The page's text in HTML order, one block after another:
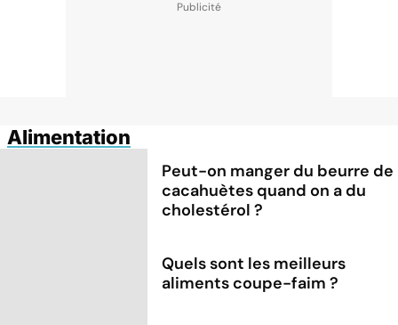
Alimentation
Peut-on manger du beurre de
cacahuètes quand on a du
cholestérol ?
Quels sont les meilleurs
aliments coupe-faim ?